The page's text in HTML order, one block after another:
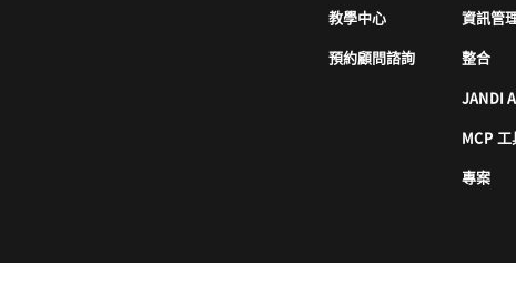
教學中心
預約顧問諮詢
資訊管
整合
JANDI
MCP 工
專案